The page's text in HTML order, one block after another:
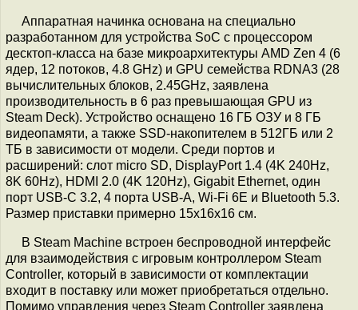
Аппаратная начинка основана на специально
разработанном для устройства SoC с процессором
десктоп-класса на базе микроархитектуры AMD Zen 4 (6
ядер, 12 потоков, 4.8 GHz) и GPU семейства RDNA3 (28
вычислительных блоков, 2.45GHz, заявлена
производительность в 6 раз превышающая GPU из
Steam Deck). Устройство оснащено 16 ГБ ОЗУ и 8 ГБ
видеопамяти, а также SSD-накопителем в 512ГБ или 2
ТБ в зависимости от модели. Среди портов и
расширений: слот micro SD, DisplayPort 1.4 (4K 240Hz,
8K 60Hz), HDMI 2.0 (4K 120Hz), Gigabit Ethernet, один
порт USB-C 3.2, 4 порта USB-A, Wi-Fi 6E и Bluetooth 5.3.
Размер приставки примерно 15x16x16 см.
В Steam Machine встроен беспроводной интерфейс
для взаимодействия с игровым контроллером Steam
Controller, который в зависимости от комплектации
входит в поставку или может приобретаться отдельно.
Помимо управления через Steam Controller заявлена